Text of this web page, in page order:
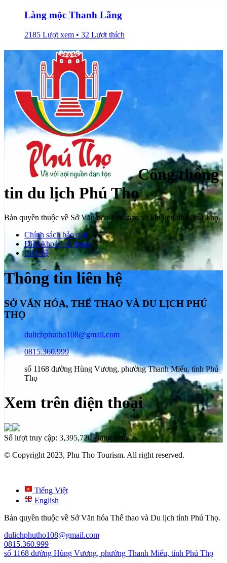
Làng mộc Thanh Lãng
2185 Lượt xem • 32 Lượt thích
Cổng thông
tin du lịch Phú Thọ
Bản quyền thuộc về Sở Văn hóa Thể thao và Du lịch tỉnh Phú Thọ.
Chính sách bảo mật
Điều khoản sử dụng
Liên hệ
Thông tin liên hệ
SỞ VĂN HÓA, THỂ THAO VÀ DU LỊCH PHÚ
THỌ
dulichphutho108@gmail.com
0815.360.999
số 1168 đường Hùng Vương, phường Thanh Miếu, tỉnh Phú
Thọ
Xem trên điện thoại
Số lượt truy cập: 3,395,720Đang xem:
© Copyright 2023, Phu Tho Tourism. All right reserved.
Tiếng Việt
English
Bản quyền thuộc về Sở Văn hóa Thể thao và Du lịch tỉnh Phú Thọ.
dulichphutho108@gmail.com
0815.360.999
số 1168 đường Hùng Vương, phường Thanh Miếu, tỉnh Phú Thọ